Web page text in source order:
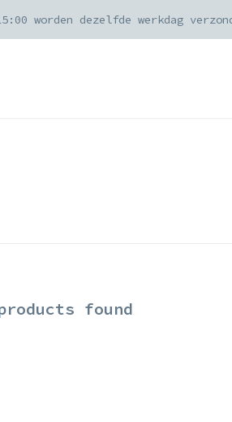
worden dezelfde werkdag
found